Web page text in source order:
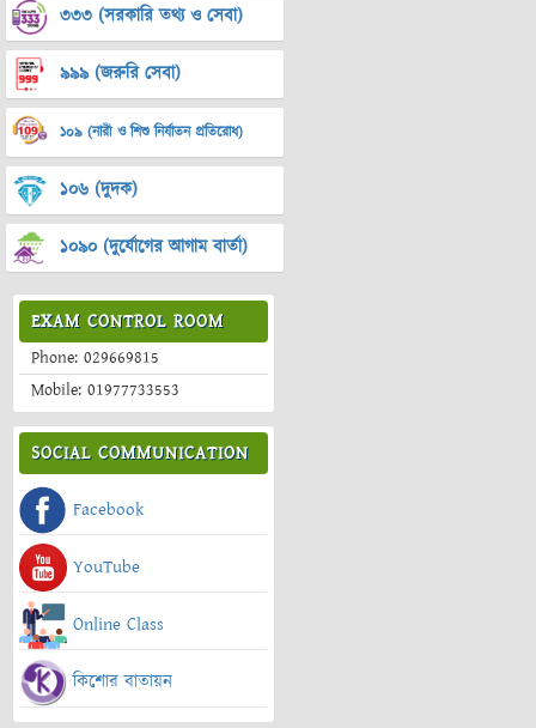
৩৩৩ (সরকারি তথ্য ও সেবা)
৯৯৯ (জরুরি সেবা)
১০৯ (নারী ও শিশু নির্যাতন প্রতিরোধ)
১০৬ (দুদক)
১০৯০ (দুর্যোগের আগাম বার্তা)
EXAM CONTROL ROOM
Phone: 029669815
Mobile: 01977733553
SOCIAL COMMUNICATION
Facebook
YouTube
Online Class
কিশোর বাতায়ন